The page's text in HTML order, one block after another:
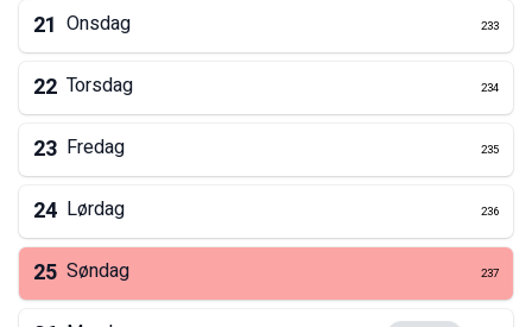
21 Onsdag 233
22 Torsdag 234
23 Fredag 235
24 Lørdag 236
25 Søndag 237